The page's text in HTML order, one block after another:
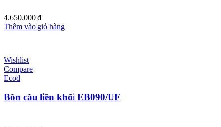
4.650.000 ₫
Thêm vào giỏ hàng
Wishlist
Compare
Ecod
Bồn cầu liền khối EB090/UF